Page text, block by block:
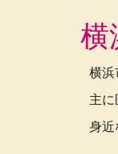
横
横浜
主
身近